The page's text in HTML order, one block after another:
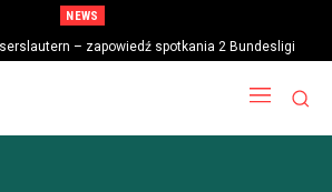
NEWS
– zapowiedź spotkania 2 Bundesligi